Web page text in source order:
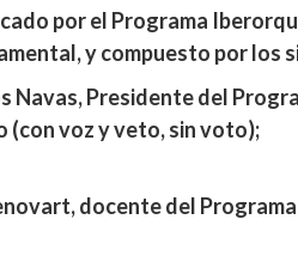
por el Programa
y compuesto por los
Navas, Presidente del
(con voz y veto, sin voto);
docente del